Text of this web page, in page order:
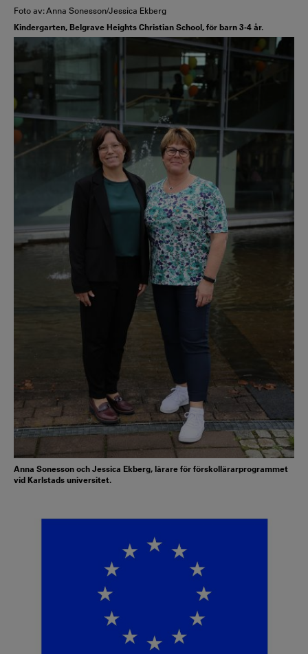
Foto av: Anna Sonesson/Jessica Ekberg
Kindergarten, Belgrave Heights Christian School, för barn 3-4 år.
Anna Sonesson och Jessica Ekberg, lärare för förskollärarprogrammet
vid Karlstads universitet.